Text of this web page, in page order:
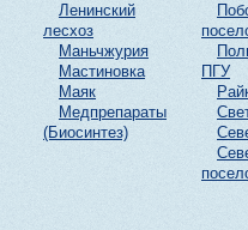
Ленинский
лесхоз
Маньчжурия
Мастиновка
Маяк
Медпрепараты
(Биосинтез)
ПГУ